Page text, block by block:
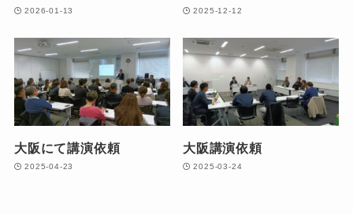
2026-01-13 2025-12-12
大阪にて講演依頼
2025-04-23
大阪講演依頼
2025-03-24